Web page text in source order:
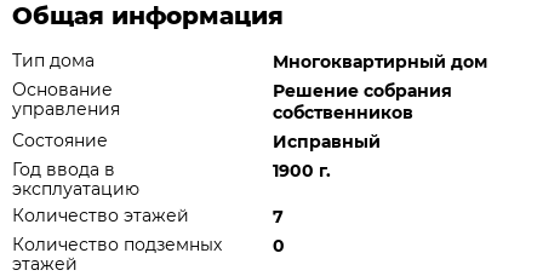
Общая информация
Тип дома
Многоквартирный дом
Основание
управления
Решение собрания
собственников
Состояние
Исправный
Год ввода в
эксплуатацию
1900 г.
Количество этажей
7
Количество подземных
этажей
0